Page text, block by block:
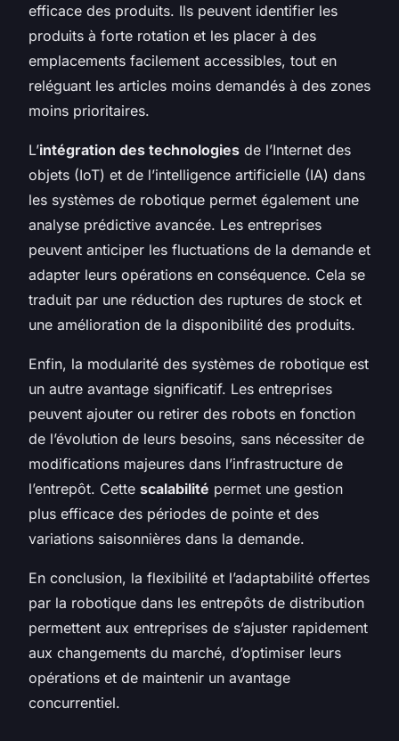
efficace des produits. Ils peuvent identifier les
produits à forte rotation et les placer à des
emplacements facilement accessibles, tout en
reléguant les articles moins demandés à des zones
moins prioritaires.
L’intégration des technologies de l’Internet des
objets (IoT) et de l’intelligence artificielle (IA) dans
les systèmes de robotique permet également une
analyse prédictive avancée. Les entreprises
peuvent anticiper les fluctuations de la demande et
adapter leurs opérations en conséquence. Cela se
traduit par une réduction des ruptures de stock et
une amélioration de la disponibilité des produits.
Enfin, la modularité des systèmes de robotique est
un autre avantage significatif. Les entreprises
peuvent ajouter ou retirer des robots en fonction
de l’évolution de leurs besoins, sans nécessiter de
modifications majeures dans l’infrastructure de
l’entrepôt. Cette scalabilité permet une gestion
plus efficace des périodes de pointe et des
variations saisonnières dans la demande.
En conclusion, la flexibilité et l’adaptabilité offertes
par la robotique dans les entrepôts de distribution
permettent aux entreprises de s’ajuster rapidement
aux changements du marché, d’optimiser leurs
opérations et de maintenir un avantage
concurrentiel.